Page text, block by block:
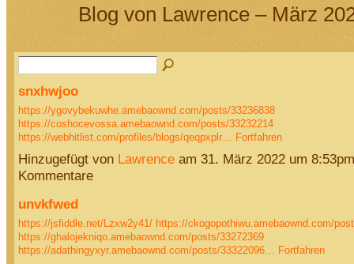
Blog von Lawrence – März
snxhwjoo
https://ygovybekuwhe.amebaownd.com/posts/33236838
https://coshocevossa.amebaownd.com/posts/33232214
https://webhitlist.com/profiles/blogs/qeqpxplr…
Fortfahren
Hinzugefügt von Lawrenceam 31. März 2022 um
Kommentare
unvkfwed
https://jsfiddle.net/Lzxw2y41/ https://ckogopothiwu.amebaownd.com/
https://ghalojekniqo.amebaownd.com/posts/33272369
https://adathingyxyr.amebaownd.com/posts/33322096… Fortfahren